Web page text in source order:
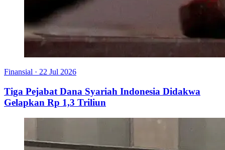
Finansial · 22 Jul 2026
Tiga Pejabat Dana Syariah Indonesia Didakwa
Gelapkan Rp 1,3 Triliun